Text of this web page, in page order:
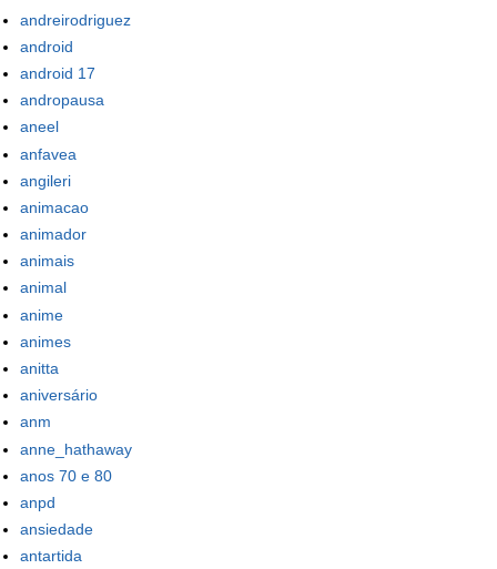
andreirodriguez
android
android 17
andropausa
aneel
anfavea
angileri
animacao
animador
animais
animal
anime
animes
anitta
aniversário
anm
anne_hathaway
anos 70 e 80
anpd
ansiedade
antartida